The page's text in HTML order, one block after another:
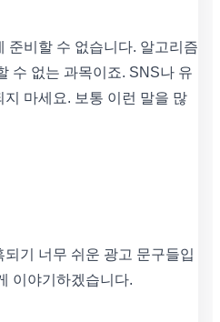
준비할 수 없습니다. 알고리즘
수 없는 과목이죠. SNS나 유
마세요. 보통 이런 말을 많
기 너무 쉬운 광고 문구들입
이야기하겠습니다.